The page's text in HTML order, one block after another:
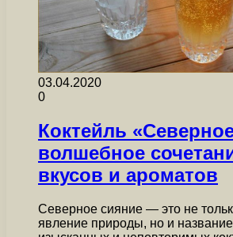
03.04.2020
0
Коктейль
волшебное
вкусов и ароматов
Северное сияние — это не
явление природы, но и